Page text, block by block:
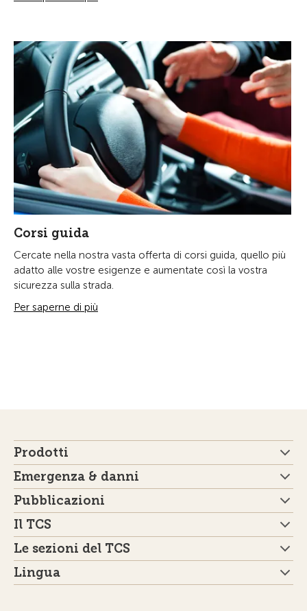
Corsi guida
Cercate nella nostra vasta offerta di corsi guida, quello più
adatto alle vostre esigenze e aumentate così la vostra
sicurezza sulla strada.
Per saperne di più
Prodotti
Emergenza & danni
Pubblicazioni
Il TCS
Le sezioni del TCS
Lingua